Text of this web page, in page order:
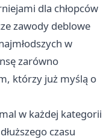
dla chłopców
zawody deblowe
w
zarówno
którzy już myślą o
w każdej kategorii
czasu